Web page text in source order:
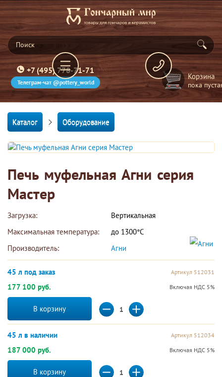
+7 (495) 778-71-71
Телеграм-чат @pottery_world
Корзина
пока
Каталог Оборудование
Печь муфельная Агни серия
Мастер
Загрузка:
Вертикальная
Максимальная температура:
до 1300°С
Производитель:
Агни
45 л под заказ Артикул 512031
177 100 руб. Включая НДС 5%
В корзину
45 л в наличии Артикул 512034
187 000 руб. Включая НДС 5%
В корзину